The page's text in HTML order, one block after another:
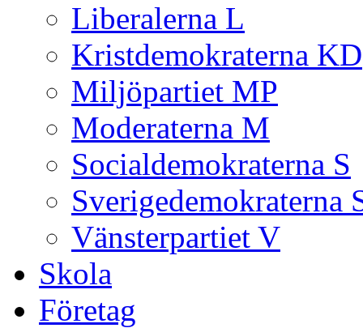
Liberalerna L
Kristdemokraterna KD
Miljöpartiet MP
Moderaterna M
Socialdemokraterna S
Sverigedemokraterna
Vänsterpartiet V
Skola
Företag